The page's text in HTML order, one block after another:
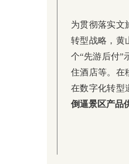
为贯彻落实文
转型战略，黄
个“先游后付”
住酒店等。在
在数字化转型
倒逼景区产品